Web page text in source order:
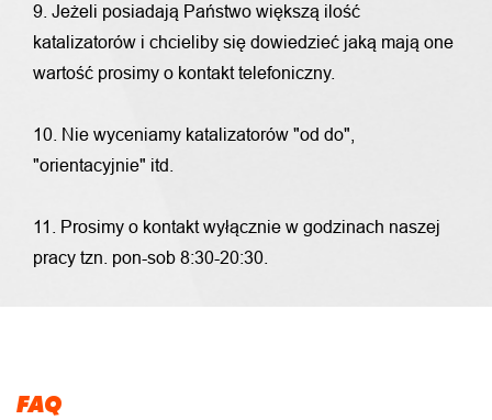
9. Jeżeli posiadają Państwo większą ilość
katalizatorów i chcieliby się dowiedzieć jaką mają one
wartość prosimy o kontakt telefoniczny.
10. Nie wyceniamy katalizatorów "od do",
"orientacyjnie" itd.
11. Prosimy o kontakt wyłącznie w godzinach naszej
pracy tzn. pon-sob 8:30-20:30.
FAQ